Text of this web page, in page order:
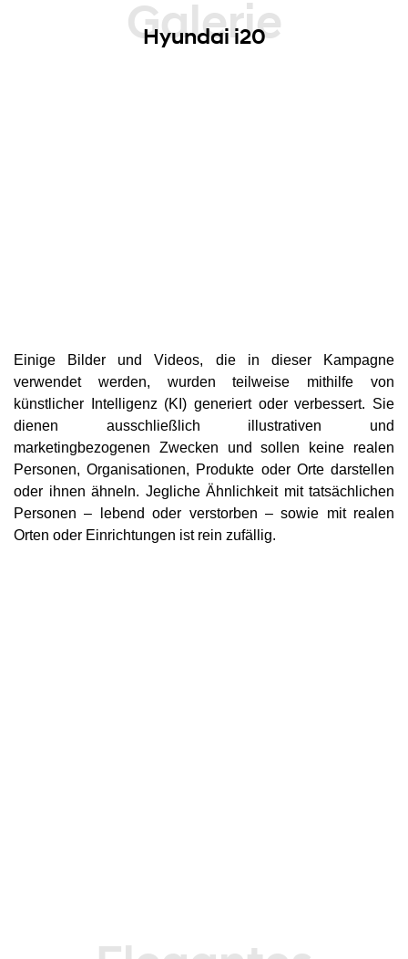
Galerie
Hyundai i20
Einige Bilder und Videos, die in dieser Kampagne
verwendet werden, wurden teilweise mithilfe von
künstlicher Intelligenz (KI) generiert oder verbessert. Sie
dienen ausschließlich illustrativen und
marketingbezogenen Zwecken und sollen keine realen
Personen, Organisationen, Produkte oder Orte darstellen
oder ihnen ähneln. Jegliche Ähnlichkeit mit tatsächlichen
Personen – lebend oder verstorben – sowie mit realen
Orten oder Einrichtungen ist rein zufällig.